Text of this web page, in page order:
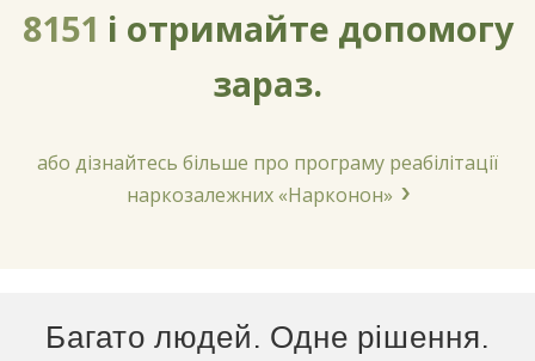
8151 і отримайте допомогу
зараз.
або дізнайтесь більше про програму реабілітації
наркозалежних «Нарконон»
Багато людей. Одне рішення.